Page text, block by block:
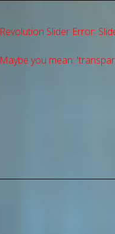
Revolution Slider Error:
Maybe you mean: